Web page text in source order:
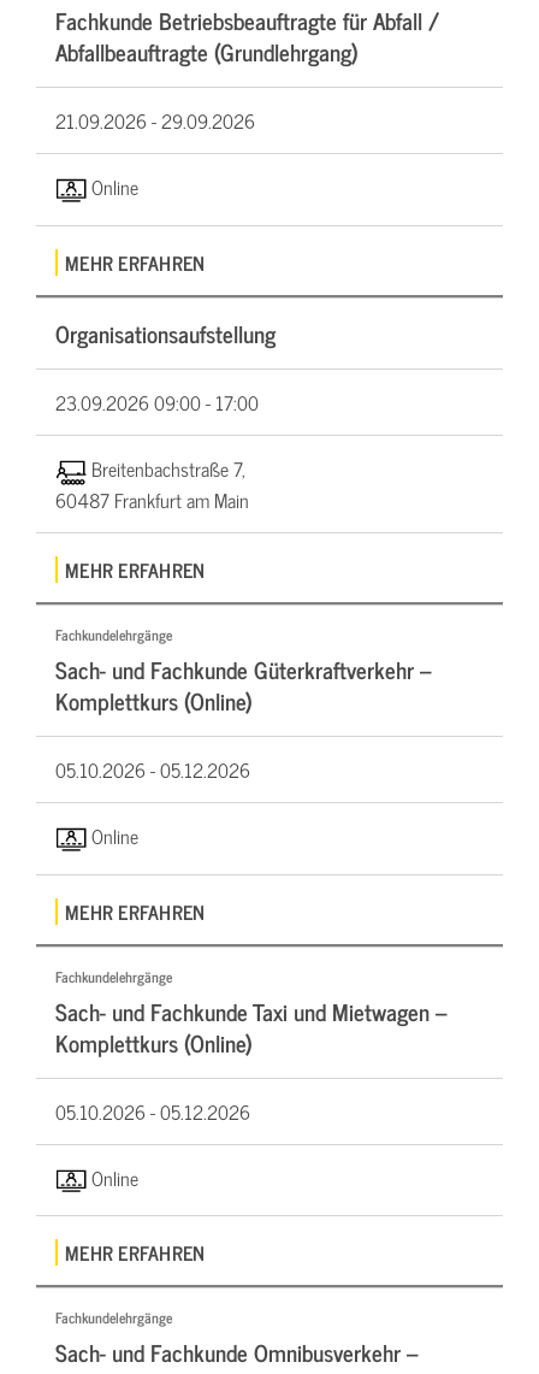
Fachkunde Betriebsbeauftragte für Abfall /
Abfallbeauftragte (Grundlehrgang)
21.09.2026 -29.09.2026
Online
MEHR ERFAHREN
Organisationsaufstellung
23.09.202609:00 - 17:00
Breitenbachstraße 7,
60487 Frankfurt am Main
MEHR ERFAHREN
Fachkundelehrgänge
Sach- und Fachkunde Güterkraftverkehr –
Komplettkurs (Online)
05.10.2026 -05.12.2026
Online
MEHR ERFAHREN
Fachkundelehrgänge
Sach- und Fachkunde Taxi und Mietwagen –
Komplettkurs (Online)
05.10.2026 -05.12.2026
Online
MEHR ERFAHREN
Fachkundelehrgänge
Sach- und Fachkunde Omnibusverkehr –